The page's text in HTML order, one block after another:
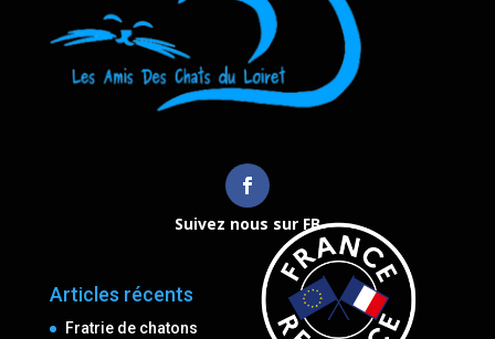
Suivez nous sur FB
Articles récents
Fratrie de chatons